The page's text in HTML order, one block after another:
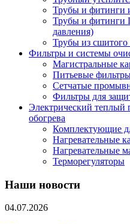
Трубы и фитинги
Трубы и фитинги
давления)
Трубы из сшитого
Фильтры и системы
Магистральные
Питьевые
Сетчатые
Фильтры для
Электрический теплый
обогрева
Комплектующие
Нагревательные
Нагревательные
Терморегуляторы
Наши новости
04.07.2026